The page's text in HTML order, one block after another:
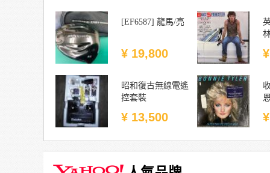
[EF6587] 龍馬/亮
¥ 19,800
昭和復古無線電遙
控套裝
¥ 13,500